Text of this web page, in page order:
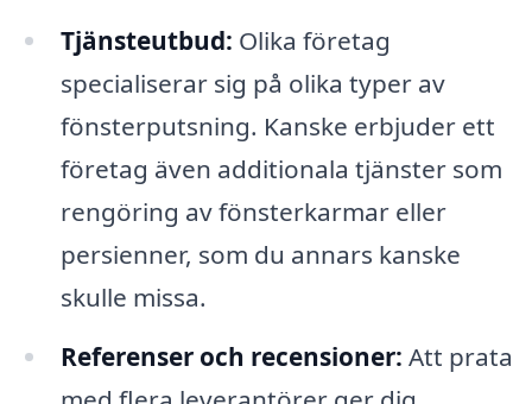
Tjänsteutbud: Olika företag
specialiserar sig på olika typer av
fönsterputsning. Kanske erbjuder ett
företag även additionala tjänster som
rengöring av fönsterkarmar eller
persienner, som du annars kanske
skulle missa.
Referenser och recensioner: Att prata